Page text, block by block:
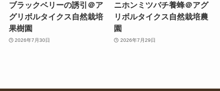
ブラックベリーの誘引＠ア
グリボルタイクス自然栽培
果樹園
2026年7月30日
ニホンミツバチ養蜂＠アグ
リボルタイクス自然栽培農
園
2026年7月29日